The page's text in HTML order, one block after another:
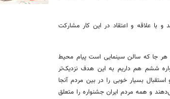
و با علاقه و اعتقاد در این کار مشارکت
و هر جا که سالن سینمایی است پیام محیط
ششم هم داریم به این هدف نزدیک‌تر
بسیار خوبی را در بین مردم آنجا
و همه مردم ایران جشنواره را متعلق